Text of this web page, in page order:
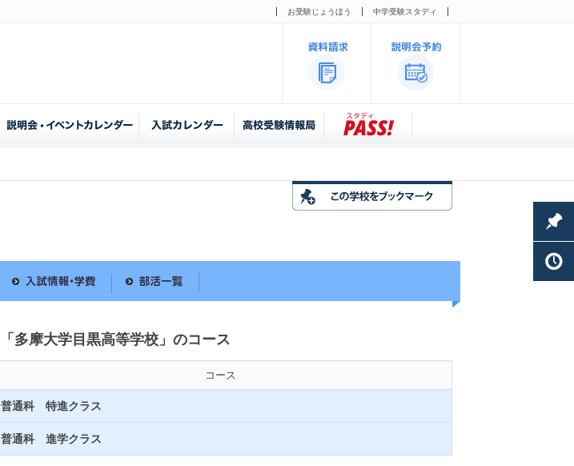
お受験じょうほう 中学受験スタディ
「多摩大学目黒高等学校」のコース
コース
普通科 特進クラス
普通科 進学クラス